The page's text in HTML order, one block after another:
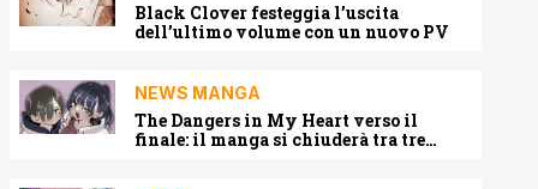
Black Clover festeggia l’uscita
dell’ultimo volume con un nuovo PV
NEWS MANGA
The Dangers in My Heart verso il
finale: il manga si chiuderà tra tre